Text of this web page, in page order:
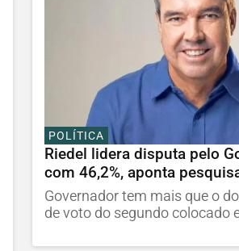
POLÍTICA
Riedel lidera disputa pelo
com 46,2%, aponta
Governador tem mais que o
de voto do segundo colocado